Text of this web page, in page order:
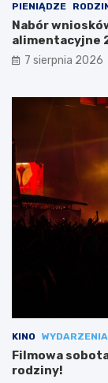
PIENIĄDZE
Nabór
alimentacyjne
7 sierpnia 2026
KINO WYDARZENIA
Filmowa
rodziny!